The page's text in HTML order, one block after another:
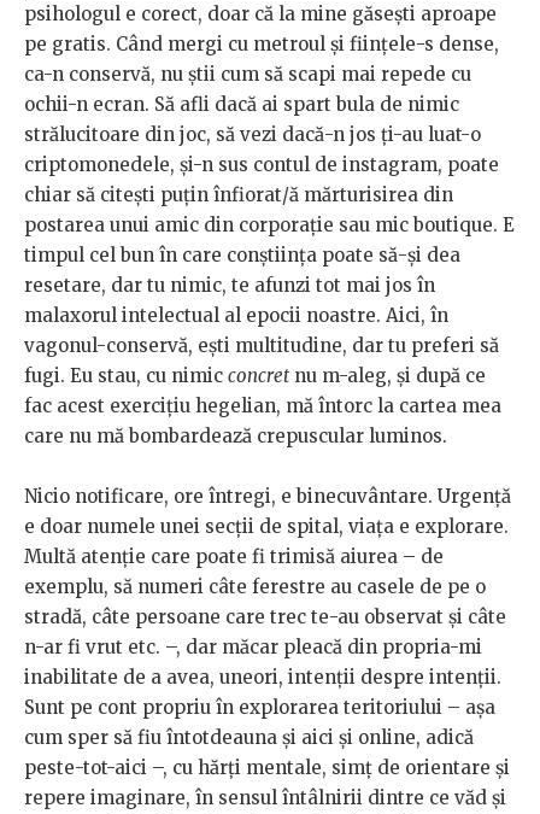
psihologul e corect, doar că la mine găsești aproape
pe gratis. Când mergi cu metroul și ființele-s dense,
ca-n conservă, nu știi cum să scapi mai repede cu
ochii-n ecran. Să afli dacă ai spart bula de nimic
strălucitoare din joc, să vezi dacă-n jos ți-au luat-o
criptomonedele, și-n sus contul de instagram, poate
chiar să citești puțin înfiorat/ă mărturisirea din
postarea unui amic din corporație sau mic boutique. E
timpul cel bun în care conștiința poate să-și dea
resetare, dar tu nimic, te afunzi tot mai jos în
malaxorul intelectual al epocii noastre. Aici, în
vagonul-conservă, ești multitudine, dar tu preferi să
fugi. Eu stau, cu nimic concretnu m-aleg, și după ce
fac acest exercițiu hegelian, mă întorc la cartea mea
care nu mă bombardează crepuscular luminos.
Nicio notificare, ore întregi, e binecuvântare. Urgență
e doar numele unei secții de spital, viața e explorare.
Multă atenție care poate fi trimisă aiurea – de
exemplu, să numeri câte ferestre au casele de pe o
stradă, câte persoane care trec te-au observat și câte
n-ar fi vrut etc. –, dar măcar pleacă din propria-mi
inabilitate de a avea, uneori, intenții despre intenții.
Sunt pe cont propriu în explorarea teritoriului – așa
cum sper să fiu întotdeauna și aici și online, adică
peste-tot-aici –, cu hărți mentale, simț de orientare și
repere imaginare, în sensul întâlnirii dintre ce văd și